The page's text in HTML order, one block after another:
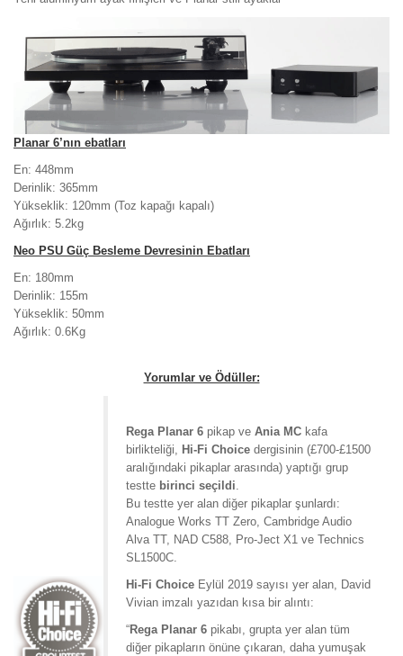
Planar 6’nın ebatları
En: 448mm
Derinlik: 365mm
Yükseklik: 120mm (Toz kapağı kapalı)
Ağırlık: 5.2kg
Neo PSU Güç Besleme Devresinin Ebatları
En: 180mm
Derinlik: 155m
Yükseklik: 50mm
Ağırlık: 0.6Kg
Yorumlar ve Ödüller:
Rega Planar 6 pikap ve Ania MC kafa
birlikteliği, Hi-Fi Choice dergisinin (£700-£1500
aralığındaki pikaplar arasında) yaptığı grup
testte birinci seçildi.
Bu testte yer alan diğer pikaplar şunlardı:
Analogue Works TT Zero, Cambridge Audio
Alva TT, NAD C588, Pro-Ject X1 ve Technics
SL1500C.
Hi-Fi Choice Eylül 2019 sayısı yer alan, David
Vivian imzalı yazıdan kısa bir alıntı:
“Rega Planar 6 pikabı, grupta yer alan tüm
diğer pikapların önüne çıkaran, daha yumuşak